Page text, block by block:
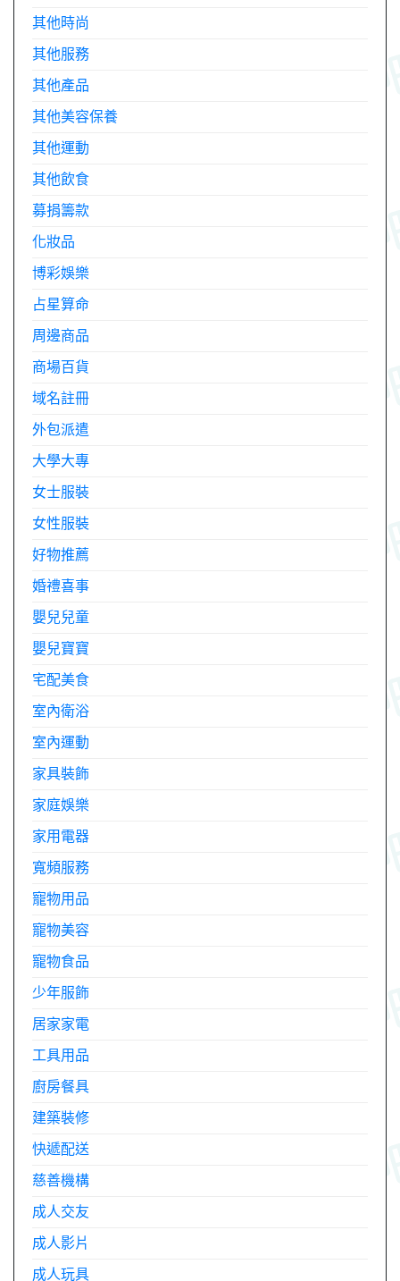
其他時尚
其他服務
其他產品
其他美容保養
其他運動
其他飲食
募捐籌款
化妝品
博彩娛樂
占星算命
周邊商品
商場百貨
域名註冊
外包派遣
大學大專
女士服裝
女性服裝
好物推薦
婚禮喜事
嬰兒兒童
嬰兒寶寶
宅配美食
室內衛浴
室內運動
家具裝飾
家庭娛樂
家用電器
寬頻服務
寵物用品
寵物美容
寵物食品
少年服飾
居家家電
工具用品
廚房餐具
建築裝修
快遞配送
慈善機構
成人交友
成人影片
成人玩具